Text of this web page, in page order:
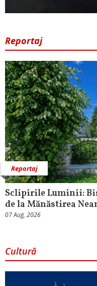
Reportaj
Reportaj
Sclipirile Luminii:
de la Mănăstirea
07 Aug, 2026
Cultură